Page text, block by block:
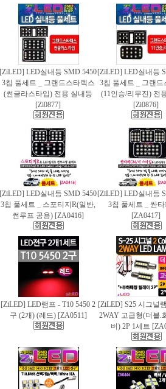
[ZiLED] LED실내등 SMD 5450
3칩 풀세트 _ 그랜드스타렉스
(썬글라스타입) 전용 실내등
[Zi0877]
[ZiLED] LED실내등
3칩 풀세트 _ 그랜드
(11인승/리무진) 전
[Zi0876]
[ZiLED] LED실내등 SMD 5450
3칩 풀세트 _ 스포티지R(일반,
썬루프 공용) [ZA0416]
[ZiLED] LED실내등
3칩 풀세트 _ 싼
[ZA0417]
[ZiLED] LED램프 - T10 5450 2
구 (2개) (레드) [ZA0511]
[ZiLED] S25 시그널
2WAY 고급형(더블.
버) 2P 1세트